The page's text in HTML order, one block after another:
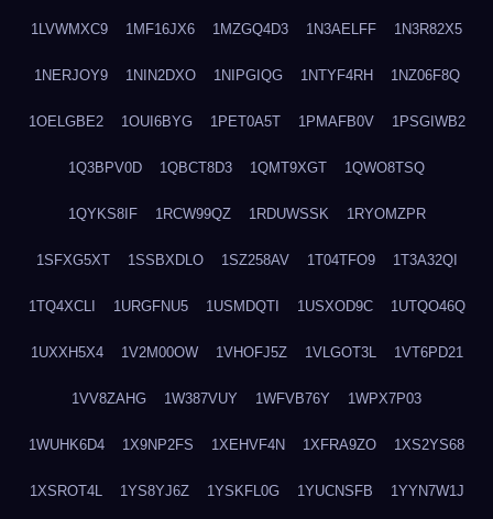
1LVWMXC9 1MF16JX6 1MZGQ4D3 1N3AELFF 1N3R82X5
1NERJOY9 1NIN2DXO 1NIPGIQG 1NTYF4RH 1NZ06F8Q
1OELGBE2 1OUI6BYG 1PET0A5T 1PMAFB0V 1PSGIWB2
1Q3BPV0D 1QBCT8D3 1QMT9XGT 1QWO8TSQ
1QYKS8IF 1RCW99QZ 1RDUWSSK 1RYOMZPR
1SFXG5XT 1SSBXDLO 1SZ258AV 1T04TFO9 1T3A32QI
1TQ4XCLI 1URGFNU5 1USMDQTI 1USXOD9C 1UTQO46Q
1UXXH5X4 1V2M00OW 1VHOFJ5Z 1VLGOT3L 1VT6PD21
1VV8ZAHG 1W387VUY 1WFVB76Y 1WPX7P03
1WUHK6D4 1X9NP2FS 1XEHVF4N 1XFRA9ZO 1XS2YS68
1XSROT4L 1YS8YJ6Z 1YSKFL0G 1YUCNSFB 1YYN7W1J